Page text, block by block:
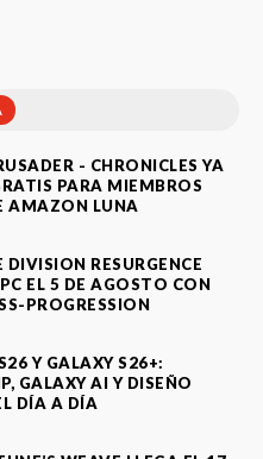
- CHRONICLES YA
PARA MIEMBROS
AMAZON LUNA
RESURGENCE
EL 5 DE AGOSTO CON
PROGRESSION
Y GALAXY S26+:
GALAXY AI Y DISEÑO
DÍA A DÍA